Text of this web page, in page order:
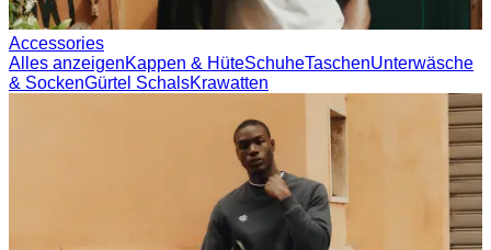
Accessories
Alles anzeigenKappen & HüteSchuheTaschenUnterwäsche
& SockenGürtel SchalsKrawatten